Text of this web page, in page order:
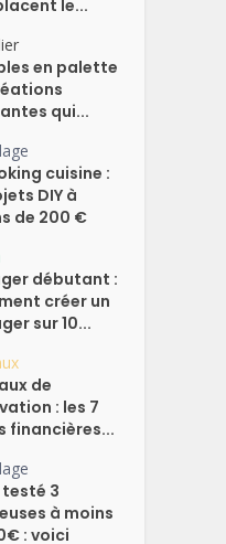
le...
en palette
qui...
cuisine :
DIY à
de 200 €
débutant :
créer un
sur 10...
de
: les 7
financières...
testé 3
à moins
: voici